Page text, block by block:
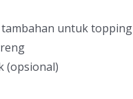
untuk topping
(opsional)